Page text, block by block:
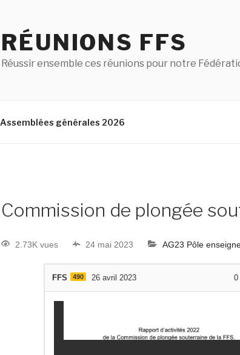
RÉUNIONS FFS
Réussir ensemble ces réunions pour notre
Assemblées générales 2026
Commission de plongée
2.73K vues 24 mai 2023 AG23 Pôle
FFS 490 26 avril 2023 0